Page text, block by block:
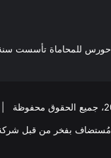
للمحاماة تأسست سنة
| مُستضاف بفخر من قبل